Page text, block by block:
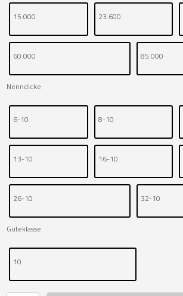
15.000 23.600
60.000 85.000
Nenndicke
6-10 8-10
13-10 16-10
26-10 32-10
Güteklasse
10